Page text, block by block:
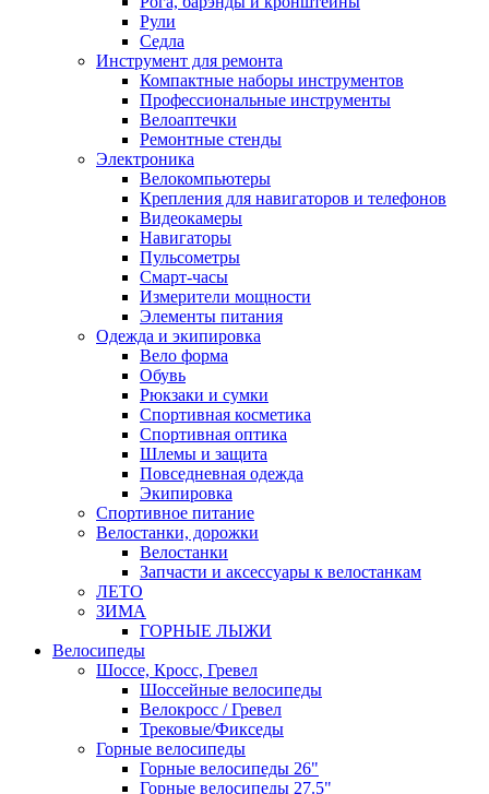
Рули
Седла
Инструмент для ремонта
Компактные наборы инструментов
Профессиональные инструменты
Велоаптечки
Ремонтные стенды
Электроника
Велокомпьютеры
Крепления для навигаторов и телефонов
Видеокамеры
Навигаторы
Пульсометры
Смарт-часы
Измерители мощности
Элементы питания
Одежда и экипировка
Вело форма
Обувь
Рюкзаки и сумки
Спортивная косметика
Спортивная оптика
Шлемы и защита
Повседневная одежда
Экипировка
Спортивное питание
Велостанки, дорожки
Велостанки
Запчасти и аксессуары к велостанкам
ЛЕТО
ЗИМА
ГОРНЫЕ ЛЫЖИ
Велосипеды
Шоссе, Кросс, Гревел
Шоссейные велосипеды
Велокросс / Гревел
Трековые/Фикседы
Горные велосипеды
Горные велосипеды 26"
Горные велосипеды 27.5"